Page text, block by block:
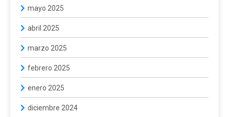
mayo 2025
abril 2025
marzo 2025
febrero 2025
enero 2025
diciembre 2024